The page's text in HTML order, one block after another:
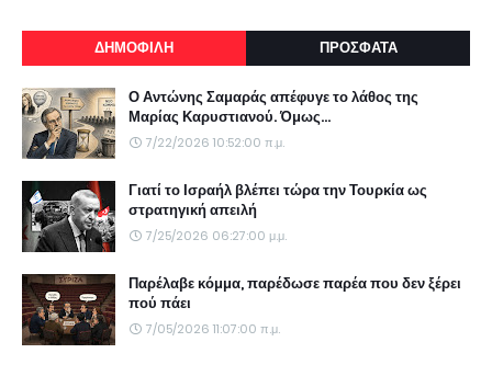
ΔΗΜΟΦΙΛΗ ΠΡΟΣΦΑΤΑ
Ο Αντώνης Σαμαράς απέφυγε το λάθος της
Μαρίας Καρυστιανού. Όμως...
7/22/2026 10:52:00 π.μ.
Γιατί το Ισραήλ βλέπει τώρα την Τουρκία ως
στρατηγική απειλή
7/25/2026 06:27:00 μ.μ.
Παρέλαβε κόμμα, παρέδωσε παρέα που δεν ξέρει
πού πάει
7/05/2026 11:07:00 π.μ.